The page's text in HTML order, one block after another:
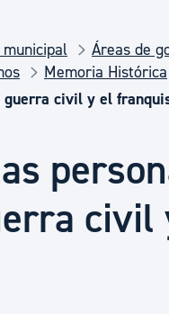
Áreas de
Memoria Histórica
guerra civil y el
civil